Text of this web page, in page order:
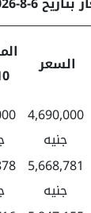
السعر
)
4,690,000
جنيه
5,668,781
جنيه